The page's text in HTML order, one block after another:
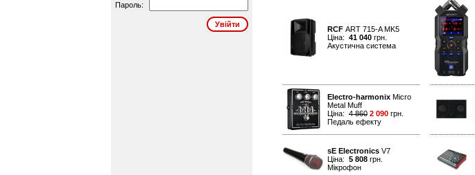
Пароль:
RCF ART 715-A MK5
Ціна: 41 040 грн.
Акустична система
Electro-harmonix Micro
Metal Muff
Ціна: 4 860 2 090 грн.
Педаль ефекту
sE Electronics V7
Ціна: 5 808 грн.
Мікрофон